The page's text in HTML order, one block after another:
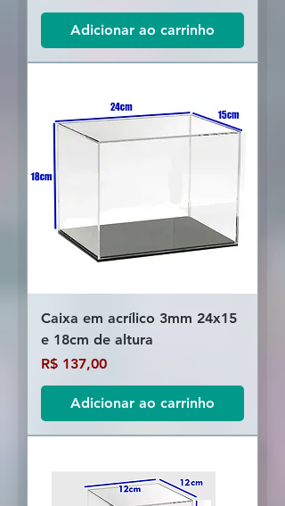
Adicionar ao carrinho
Caixa em acrílico 3mm 24x15
e 18cm de altura
Preço
R$ 137,00
Adicionar ao carrinho